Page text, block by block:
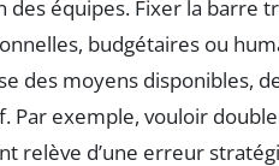
des équipes. Fixer la barre
budgétaires ou
des moyens disponibles,
Par exemple, vouloir
relève d’une erreur